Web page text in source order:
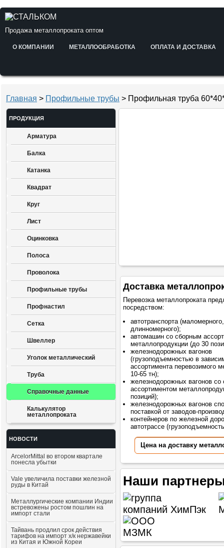
Продажа металлопроката оптом
О КОМПАНИИ МЕТАЛЛООБРАБОТКА ОПЛАТА И ДОСТАВКА
Главная > Профильные трубы > Профильная труба
ПРОДУКЦИЯ
Арматура
Балка
Катанка
Квадрат
Круг
Лист
Оцинковка
Полоса
Проволока
Профильные трубы
Профнастил
Сетка
Швеллер
Уголок металлический
Труба
Справочные данные
Калькулятор
металлопроката
НОВОСТИ
ArcelorMittal во втором квартале
понесла убытки
Vale увеличила поставки железной
руды в Китай
Металлургические компании Индии
встревожены ростом пошлин на
импорт стали
Тайвань продлил срок действия
тарифов на импорт х/к нержавейки
из Китая и Южной Кореи
Доставка
Перевозка металлопроката
посредством:
автотранспорта (маломерного,
длинномерного);
автомашин со сборным
металлопродукции (до 30
железнодорожных вагонов
(грузоподъемностью в
ассортимента перевозимого
10-65 тн);
железнодорожных вагонов со
ассортиментом
позиций);
железнодорожных вагонов
поставкой от заводов-
контейнеров по железной
автотрассе
Цена на доставку
Наши